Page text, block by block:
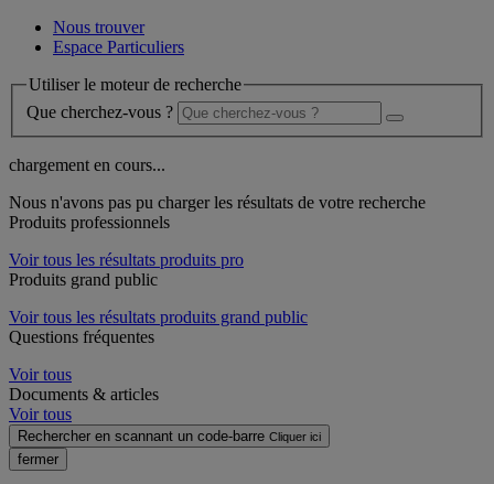
Nous trouver
Espace Particuliers
Utiliser le moteur de recherche
Que cherchez-vous ?
chargement en cours...
Nous n'avons pas pu charger les résultats de votre recherche
Produits professionnels
Voir tous les résultats produits pro
Produits grand public
Voir tous les résultats produits grand public
Questions fréquentes
Voir tous
Documents & articles
Voir tous
Rechercher en scannant un code-barre Cliquer ici
fermer